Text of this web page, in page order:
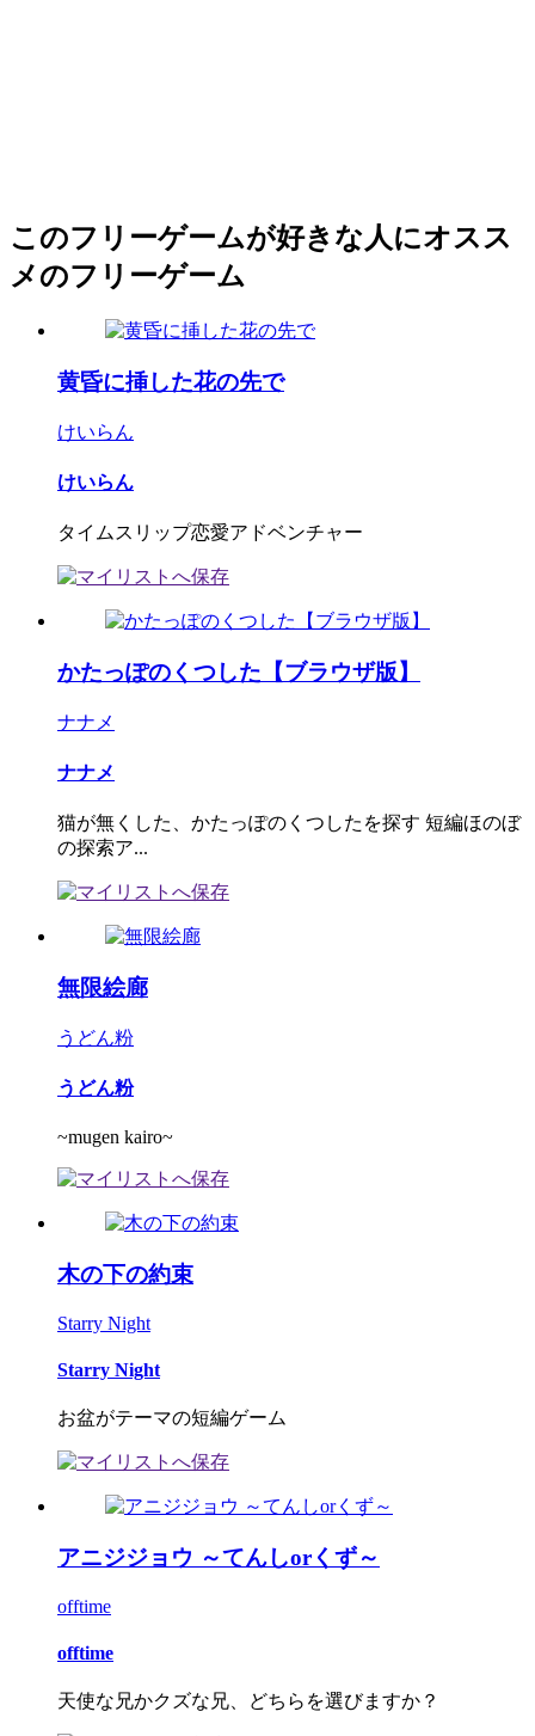
このフリーゲームが好きな人にオスス
メのフリーゲーム
黄昏に挿した花の先で
けいらん
けいらん
タイムスリップ恋愛アドベンチャー
かたっぽのくつした【ブラウザ版】
ナナメ
ナナメ
猫が無くした、かたっぽのくつしたを探す 短編ほのぼ
の探索ア...
無限絵廊
うどん粉
うどん粉
~mugen kairo~
木の下の約束
Starry Night
Starry Night
お盆がテーマの短編ゲーム
アニジジョウ ～てんしorくず～
offtime
offtime
天使な兄かクズな兄、どちらを選びますか？